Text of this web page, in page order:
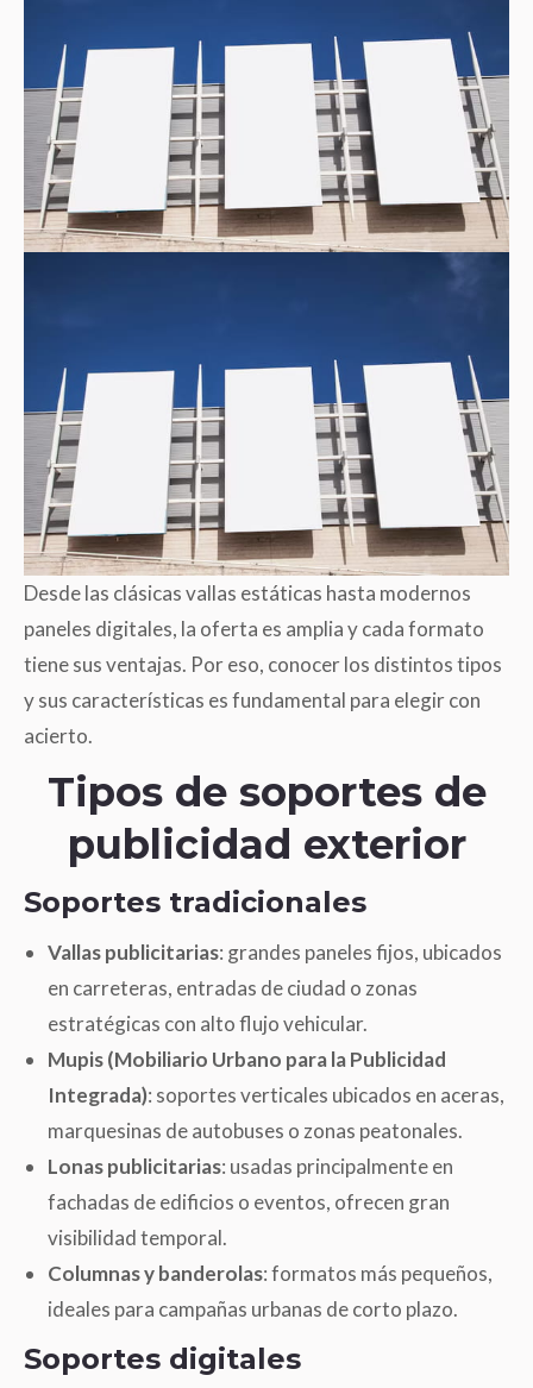
Desde las clásicas vallas estáticas hasta modernos
paneles digitales, la oferta es amplia y cada formato
tiene sus ventajas. Por eso, conocer los distintos tipos
y sus características es fundamental para elegir con
acierto.
Tipos de soportes de
publicidad exterior
Soportes tradicionales
Vallas publicitarias: grandes paneles fijos, ubicados
en carreteras, entradas de ciudad o zonas
estratégicas con alto flujo vehicular.
Mupis (Mobiliario Urbano para la Publicidad
Integrada): soportes verticales ubicados en aceras,
marquesinas de autobuses o zonas peatonales.
Lonas publicitarias: usadas principalmente en
fachadas de edificios o eventos, ofrecen gran
visibilidad temporal.
Columnas y banderolas: formatos más pequeños,
ideales para campañas urbanas de corto plazo.
Soportes digitales